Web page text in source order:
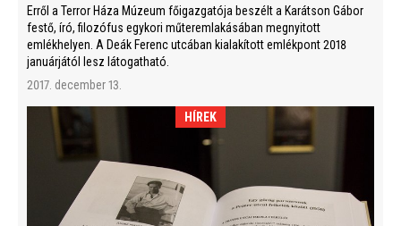
Erről a Terror Háza Múzeum főigazgatója beszélt a Karátson Gábor
festő, író, filozófus egykori műteremlakásában megnyitott
emlékhelyen. A Deák Ferenc utcában kialakított emlékpont 2018
januárjától lesz látogatható.
2017. december 13.
HÍREK